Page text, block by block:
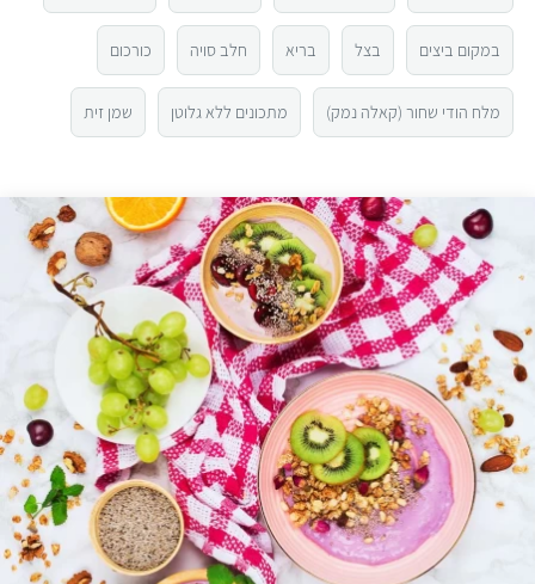
במקום ביצים בצל בריא חלב סויה כורכום
מלח הודי שחור (קאלה נמק) מתכונים ללא גלוטן שמן זית